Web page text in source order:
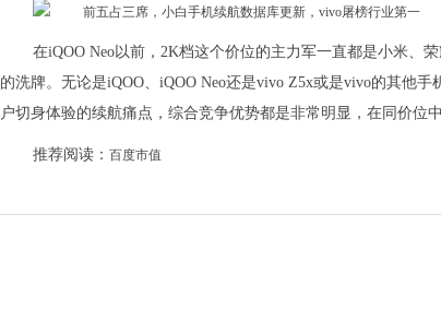
在iQOO Neo以前，2K档这个价位的主力军一直都是小米、
的洗牌。无论是iQOO、iQOO Neo还是vivo Z5x或是vivo的其他
户切身体验的续航痛点，综合竞争优势都是非常明显，在同价位
推荐阅读： 百度市值